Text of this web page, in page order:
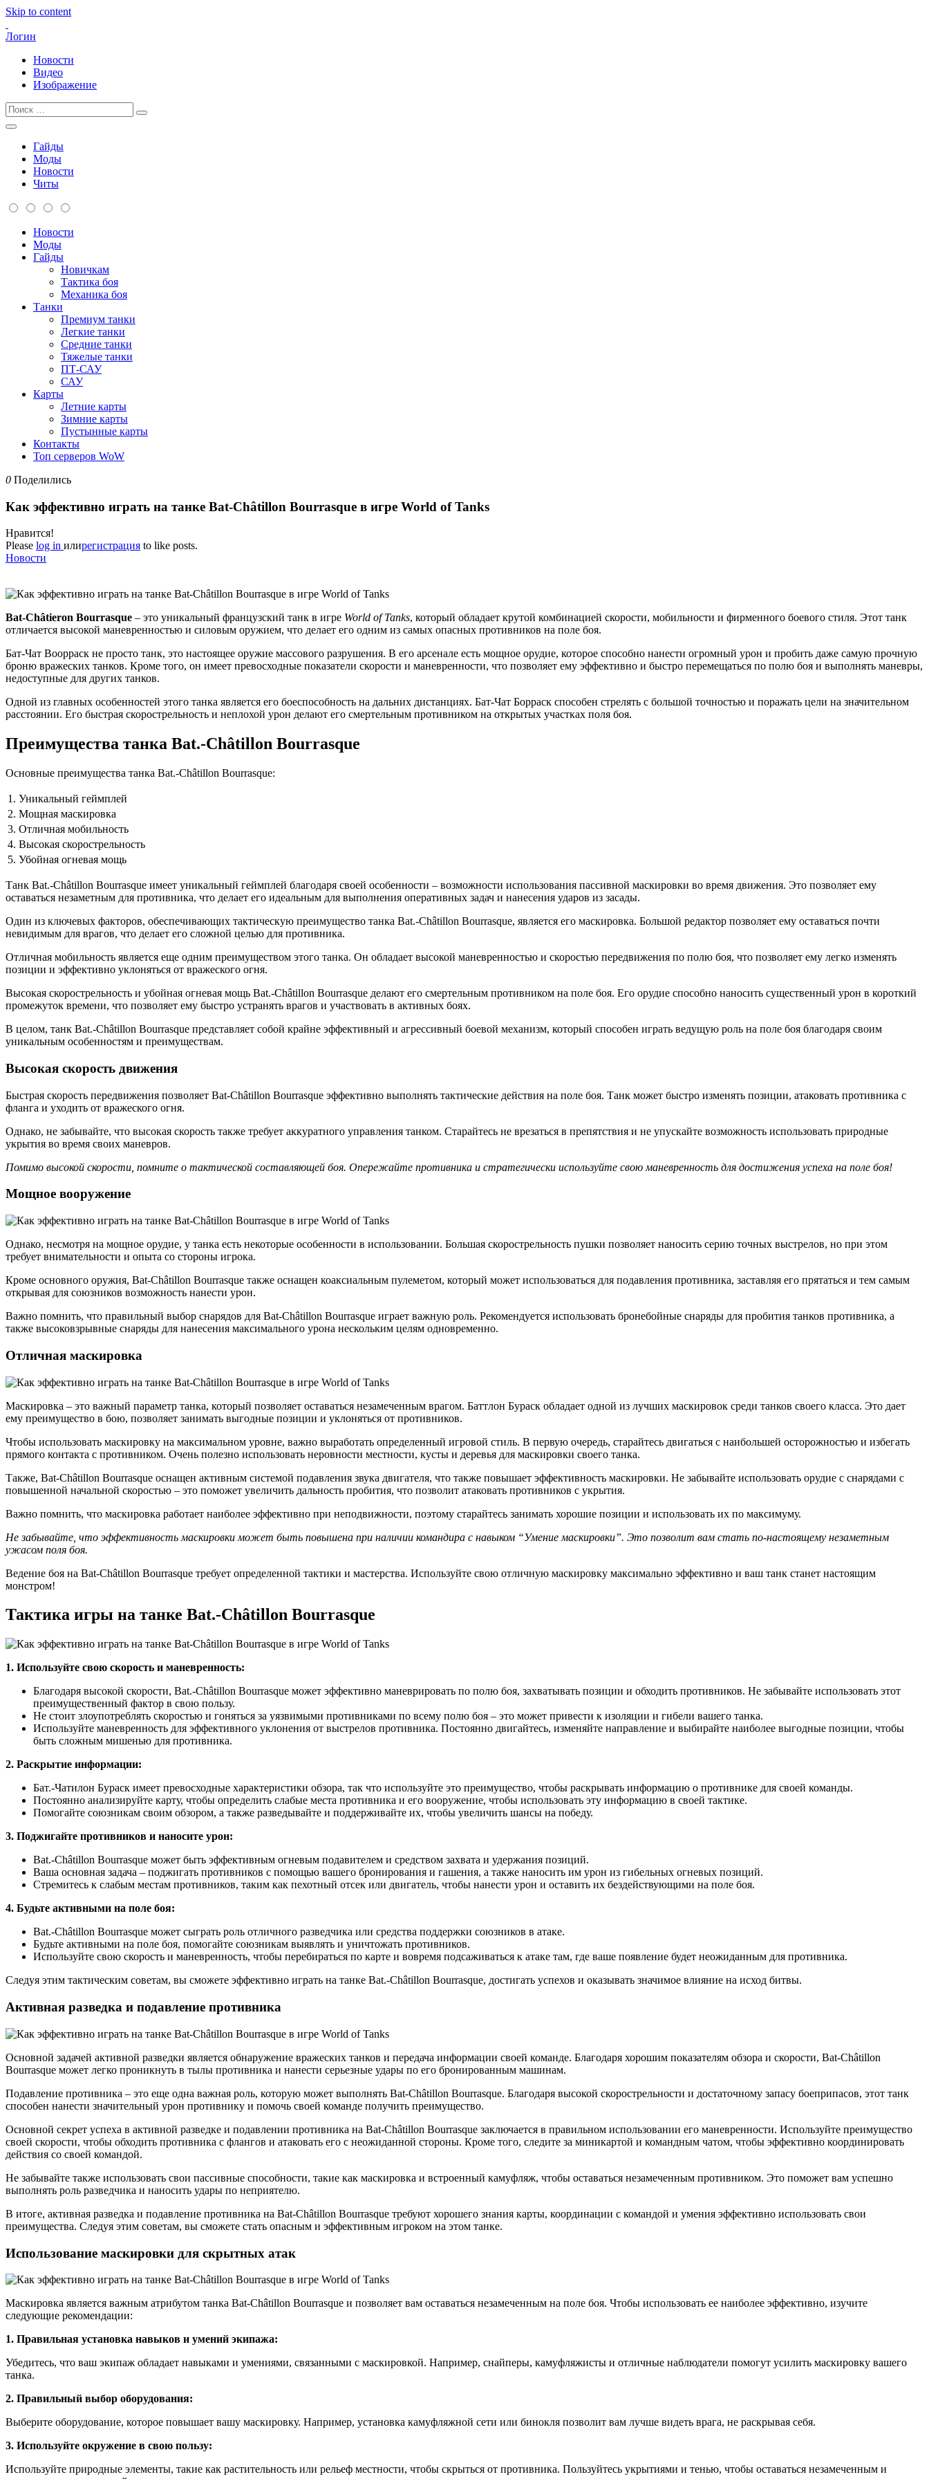
Skip to content
Логин
Новости
Видео
Изображение
Гайды
Моды
Новости
Читы
Новости
Моды
Гайды
Новичкам
Тактика боя
Механика боя
Танки
Премиум танки
Легкие танки
Средние танки
Тяжелые танки
ПТ-САУ
САУ
Карты
Летние карты
Зимние карты
Пустынные карты
Контакты
Топ серверов WoW
0 Поделились
Как эффективно играть на танке Bat-Châtillon Bourrasque в игре World of Tanks
Нравится!
Please log in илирегистрация to like posts.
Новости
Bat-Châtieron Bourrasque – это уникальный французский танк в игре World of Tanks, который обладает крутой комбинацией скорости, мобильности и фирменного боевого стиля. Этот танк
отличается высокой маневренностью и силовым оружием, что делает его одним из самых опасных противников на поле боя.
Бат-Чат Boорраск не просто танк, это настоящее оружие массового разрушения. В его арсенале есть мощное орудие, которое способно нанести огромный урон и пробить даже самую прочную
броню вражеских танков. Кроме того, он имеет превосходные показатели скорости и маневренности, что позволяет ему эффективно и быстро перемещаться по полю боя и выполнять маневры,
недоступные для других танков.
Одной из главных особенностей этого танка является его боеспособность на дальних дистанциях. Бат-Чат Борраск способен стрелять с большой точностью и поражать цели на значительном
расстоянии. Его быстрая скорострельность и неплохой урон делают его смертельным противником на открытых участках поля боя.
Преимущества танка Bat.-Châtillon Bourrasque
Основные преимущества танка Bat.-Châtillon Bourrasque:
1. Уникальный геймплей
2. Мощная маскировка
3. Отличная мобильность
4. Высокая скорострельность
5. Убойная огневая мощь
Танк Bat.-Châtillon Bourrasque имеет уникальный геймплей благодаря своей особенности – возможности использования пассивной маскировки во время движения. Это позволяет ему
оставаться незаметным для противника, что делает его идеальным для выполнения оперативных задач и нанесения ударов из засады.
Один из ключевых факторов, обеспечивающих тактическую преимущество танка Bat.-Châtillon Bourrasque, является его маскировка. Большой редактор позволяет ему оставаться почти
невидимым для врагов, что делает его сложной целью для противника.
Отличная мобильность является еще одним преимуществом этого танка. Он обладает высокой маневренностью и скоростью передвижения по полю боя, что позволяет ему легко изменять
позиции и эффективно уклоняться от вражеского огня.
Высокая скорострельность и убойная огневая мощь Bat.-Châtillon Bourrasque делают его смертельным противником на поле боя. Его орудие способно наносить существенный урон в короткий
промежуток времени, что позволяет ему быстро устранять врагов и участвовать в активных боях.
В целом, танк Bat.-Châtillon Bourrasque представляет собой крайне эффективный и агрессивный боевой механизм, который способен играть ведущую роль на поле боя благодаря своим
уникальным особенностям и преимуществам.
Высокая скорость движения
Быстрая скорость передвижения позволяет Bat-Châtillon Bourrasque эффективно выполнять тактические действия на поле боя. Танк может быстро изменять позиции, атаковать противника с
фланга и уходить от вражеского огня.
Однако, не забывайте, что высокая скорость также требует аккуратного управления танком. Старайтесь не врезаться в препятствия и не упускайте возможность использовать природные
укрытия во время своих маневров.
Помимо высокой скорости, помните о тактической составляющей боя. Опережайте противника и стратегически используйте свою маневренность для достижения успеха на поле боя!
Мощное вооружение
Однако, несмотря на мощное орудие, у танка есть некоторые особенности в использовании. Большая скорострельность пушки позволяет наносить серию точных выстрелов, но при этом
требует внимательности и опыта со стороны игрока.
Кроме основного оружия, Bat-Châtillon Bourrasque также оснащен коаксиальным пулеметом, который может использоваться для подавления противника, заставляя его прятаться и тем самым
открывая для союзников возможность нанести урон.
Важно помнить, что правильный выбор снарядов для Bat-Châtillon Bourrasque играет важную роль. Рекомендуется использовать бронебойные снаряды для пробития танков противника, а
также высоковзрывные снаряды для нанесения максимального урона нескольким целям одновременно.
Отличная маскировка
Маскировка – это важный параметр танка, который позволяет оставаться незамеченным врагом. Баттлон Бураск обладает одной из лучших маскировок среди танков своего класса. Это дает
ему преимущество в бою, позволяет занимать выгодные позиции и уклоняться от противников.
Чтобы использовать маскировку на максимальном уровне, важно выработать определенный игровой стиль. В первую очередь, старайтесь двигаться с наибольшей осторожностью и избегать
прямого контакта с противником. Очень полезно использовать неровности местности, кусты и деревья для маскировки своего танка.
Также, Bat-Châtillon Bourrasque оснащен активным системой подавления звука двигателя, что также повышает эффективность маскировки. Не забывайте использовать орудие с снарядами с
повышенной начальной скоростью – это поможет увеличить дальность пробития, что позволит атаковать противников с укрытия.
Важно помнить, что маскировка работает наиболее эффективно при неподвижности, поэтому старайтесь занимать хорошие позиции и использовать их по максимуму.
Не забывайте, что эффективность маскировки может быть повышена при наличии командира с навыком “Умение маскировки”. Это позволит вам стать по-настоящему незаметным
ужасом поля боя.
Ведение боя на Bat-Châtillon Bourrasque требует определенной тактики и мастерства. Используйте свою отличную маскировку максимально эффективно и ваш танк станет настоящим
монстром!
Тактика игры на танке Bat.-Châtillon Bourrasque
1. Используйте свою скорость и маневренность:
Благодаря высокой скорости, Bat.-Châtillon Bourrasque может эффективно маневрировать по полю боя, захватывать позиции и обходить противников. Не забывайте использовать этот
преимущественный фактор в свою пользу.
Не стоит злоупотреблять скоростью и гоняться за уязвимыми противниками по всему полю боя – это может привести к изоляции и гибели вашего танка.
Используйте маневренность для эффективного уклонения от выстрелов противника. Постоянно двигайтесь, изменяйте направление и выбирайте наиболее выгодные позиции, чтобы
быть сложным мишенью для противника.
2. Раскрытие информации:
Бат.-Чатилон Бураск имеет превосходные характеристики обзора, так что используйте это преимущество, чтобы раскрывать информацию о противнике для своей команды.
Постоянно анализируйте карту, чтобы определить слабые места противника и его вооружение, чтобы использовать эту информацию в своей тактике.
Помогайте союзникам своим обзором, а также разведывайте и поддерживайте их, чтобы увеличить шансы на победу.
3. Поджигайте противников и наносите урон:
Bat.-Châtillon Bourrasque может быть эффективным огневым подавителем и средством захвата и удержания позиций.
Ваша основная задача – поджигать противников с помощью вашего бронирования и гашения, а также наносить им урон из гибельных огневых позиций.
Стремитесь к слабым местам противников, таким как пехотный отсек или двигатель, чтобы нанести урон и оставить их бездействующими на поле боя.
4. Будьте активными на поле боя:
Bat.-Châtillon Bourrasque может сыграть роль отличного разведчика или средства поддержки союзников в атаке.
Будьте активными на поле боя, помогайте союзникам выявлять и уничтожать противников.
Используйте свою скорость и маневренность, чтобы перебираться по карте и вовремя подсаживаться к атаке там, где ваше появление будет неожиданным для противника.
Следуя этим тактическим советам, вы сможете эффективно играть на танке Bat.-Châtillon Bourrasque, достигать успехов и оказывать значимое влияние на исход битвы.
Активная разведка и подавление противника
Основной задачей активной разведки является обнаружение вражеских танков и передача информации своей команде. Благодаря хорошим показателям обзора и скорости, Bat-Châtillon
Bourrasque может легко проникнуть в тылы противника и нанести серьезные удары по его бронированным машинам.
Подавление противника – это еще одна важная роль, которую может выполнять Bat-Châtillon Bourrasque. Благодаря высокой скорострельности и достаточному запасу боеприпасов, этот танк
способен нанести значительный урон противнику и помочь своей команде получить преимущество.
Основной секрет успеха в активной разведке и подавлении противника на Bat-Châtillon Bourrasque заключается в правильном использовании его маневренности. Используйте преимущество
своей скорости, чтобы обходить противника с флангов и атаковать его с неожиданной стороны. Кроме того, следите за миникартой и командным чатом, чтобы эффективно координировать
действия со своей командой.
Не забывайте также использовать свои пассивные способности, такие как маскировка и встроенный камуфляж, чтобы оставаться незамеченным противником. Это поможет вам успешно
выполнять роль разведчика и наносить удары по неприятелю.
В итоге, активная разведка и подавление противника на Bat-Châtillon Bourrasque требуют хорошего знания карты, координации с командой и умения эффективно использовать свои
преимущества. Следуя этим советам, вы сможете стать опасным и эффективным игроком на этом танке.
Использование маскировки для скрытных атак
Маскировка является важным атрибутом танка Bat-Châtillon Bourrasque и позволяет вам оставаться незамеченным на поле боя. Чтобы использовать ее наиболее эффективно, изучите
следующие рекомендации:
1. Правильная установка навыков и умений экипажа:
Убедитесь, что ваш экипаж обладает навыками и умениями, связанными с маскировкой. Например, снайперы, камуфляжисты и отличные наблюдатели помогут усилить маскировку вашего
танка.
2. Правильный выбор оборудования:
Выберите оборудование, которое повышает вашу маскировку. Например, установка камуфляжной сети или бинокля позволит вам лучше видеть врага, не раскрывая себя.
3. Используйте окружение в свою пользу:
Используйте природные элементы, такие как растительность или рельеф местности, чтобы скрыться от противника. Пользуйтесь укрытиями и тенью, чтобы оставаться незамеченным и